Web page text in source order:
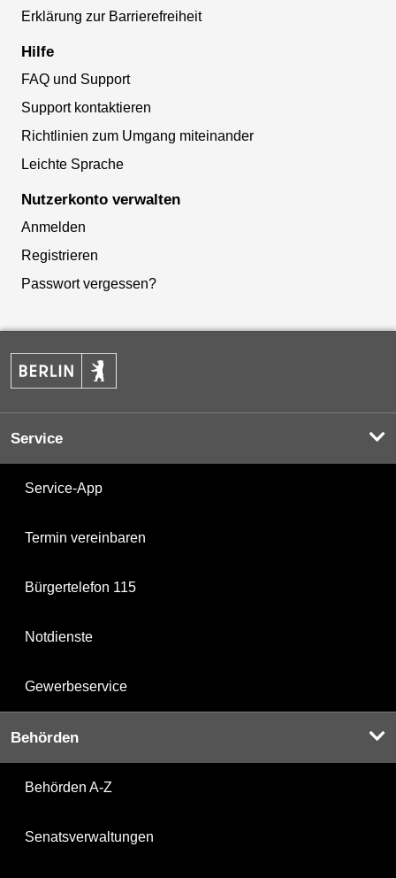
Erklärung zur Barrierefreiheit
Hilfe
FAQ und Support
Support kontaktieren
Richtlinien zum Umgang miteinander
Leichte Sprache
Nutzerkonto verwalten
Anmelden
Registrieren
Passwort vergessen?
Service
Service-App
Termin vereinbaren
Bürgertelefon 115
Notdienste
Gewerbeservice
Behörden
Behörden A-Z
Senatsverwaltungen